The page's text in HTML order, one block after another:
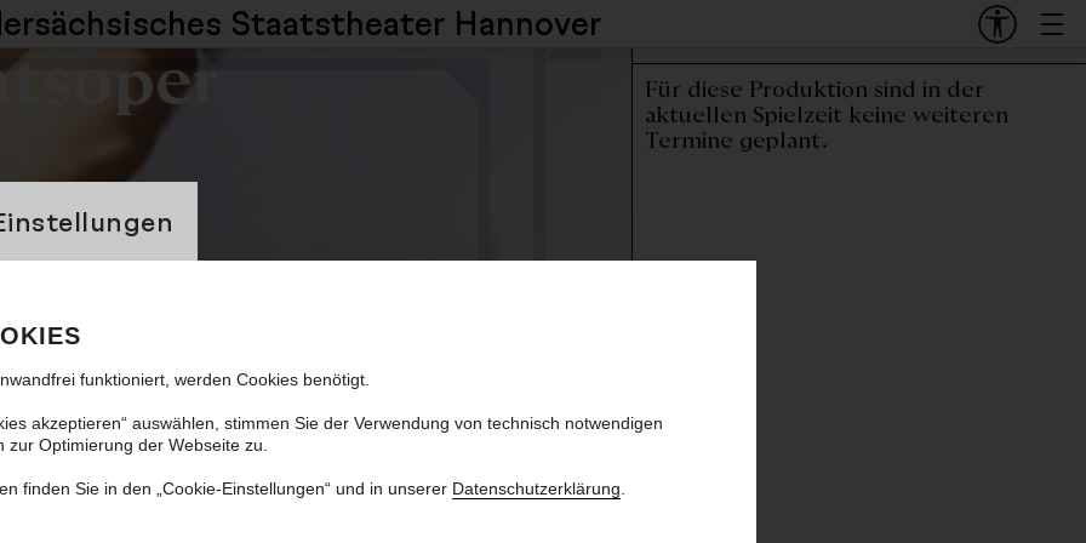
funktioniert, werden Cookies benötigt.
akzeptieren“ auswählen, stimmen Sie der Verwendung von technisch notwendigen
zur Optimierung der Webseite zu.
finden Sie in den „Cookie-Einstellungen“ und in unserer Datenschutzerklärung
Staatstheater Hannover
Tarrodi
Termine und Tickets
Für diese Produktion sind in der
aktuellen Spielzeit keine weiteren
Termine geplant.